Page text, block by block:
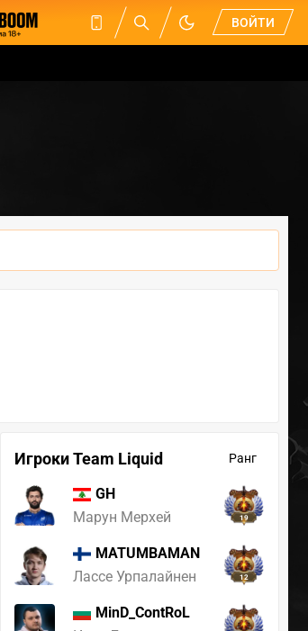
ВОЙТИ
Игроки Team Liquid Ранг
GH
Марун Мерхей
19
MATUMBAMAN
Лассе Урпалайнен
12
MinD_ContRoL